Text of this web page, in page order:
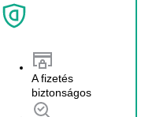
A fizetés
biztonságos